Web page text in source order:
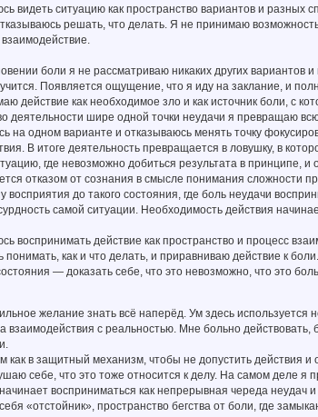
видеть ситуацию как пространство вариантов и
решать, что делать. Я не принимаю
боли я не рассматриваю никаких других вариантов
Появляется ощущение, что я иду на заклание, и
действие как необходимое зло и как источник боли, с
деятельности шире одной точки неудачи я превращаю
на одном варианте и отказываюсь менять точку
В итоге деятельность превращается в ловушку, в
где невозможно добиться результата в
отказом от сознания в смысле понимания сложности
восприятия до такого состояния, где боль неудачи
самой ситуации. Необходимость действия
воспринимать действие как пространство и процесс
понимать, как и что делать, и приравниваю действие к боли.
— доказать себе, что это невозможно, что это
желание знать всё наперёд. Ум здесь
взаимодействия с реальностью. Мне больно
как в защитный механизм, чтобы не допустить действия
себе, что это тоже относится к делу. На самом деле я
восприниматься как непрерывная череда
«отстойник», пространство бегства от боли, где